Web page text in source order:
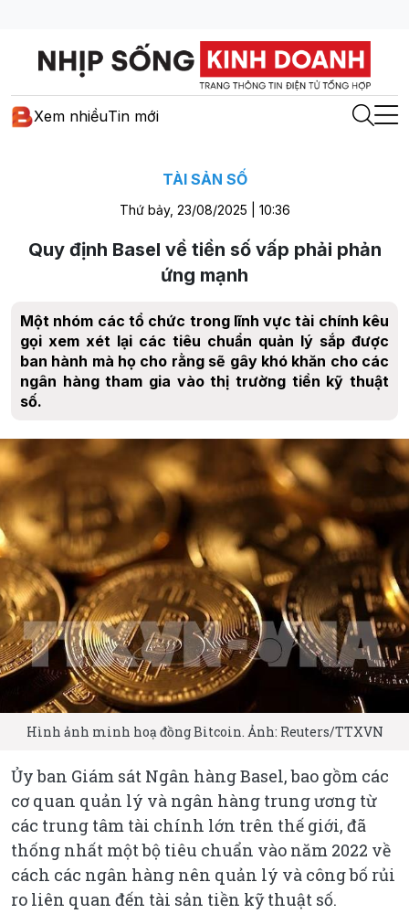
Xem nhiềuTin mới
TÀI SẢN SỐ
Thứ bảy, 23/08/2025 | 10:36
Quy định Basel về tiền số vấp phải phản
ứng mạnh
Một nhóm các tổ chức trong lĩnh vực tài chính kêu
gọi xem xét lại các tiêu chuẩn quản lý sắp được
ban hành mà họ cho rằng sẽ gây khó khăn cho các
ngân hàng tham gia vào thị trường tiền kỹ thuật
số.
Hình ảnh minh hoạ đồng Bitcoin. Ảnh: Reuters/TTXVN
Ủy ban Giám sát Ngân hàng Basel, bao gồm các
cơ quan quản lý và ngân hàng trung ương từ
các trung tâm tài chính lớn trên thế giới, đã
thống nhất một bộ tiêu chuẩn vào năm 2022 về
cách các ngân hàng nên quản lý và công bố rủi
ro liên quan đến tài sản tiền kỹ thuật số.